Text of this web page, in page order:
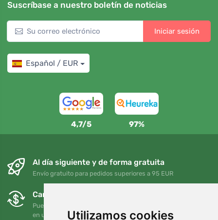
Utilizamos cookies
Suscríbase a nuestro boletín de noticias
Iniciar sesión
Español / EUR
4,7/5 97%
Al día siguiente y de forma gratuita
Envío gratuito para pedidos superiores a 95 EUR
Cambios y devoluciones gratuitos
Puede devolver o cambiar su pedido en cualquier momento
en un plazo de 90 días